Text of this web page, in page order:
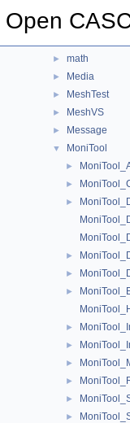
Open
► MAT
► math
► Media
► MeshTest
► MeshVS
► Message
▼ MoniTool
►
►
►
►
►
►
►
►
►
►
►
►